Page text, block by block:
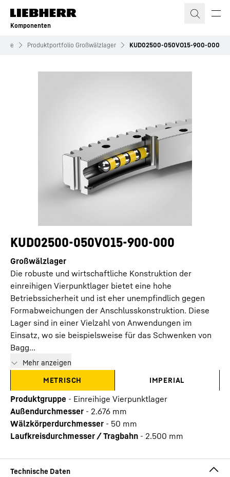
Zum Inhalt springen
Komponenten
Produktportfolio Großwälzlager KUD02500-050VO15-900-000
KUD02500-050VO15-900-000
Großwälzlager
Die robuste und wirtschaftliche Konstruktion der
einreihigen Vierpunktlager bietet eine hohe
Betriebssicherheit und ist eher unempfindlich gegen
Formabweichungen der Anschlusskonstruktion. Diese
Lager sind in einer Vielzahl von Anwendungen im
Einsatz, wo sie beispielsweise für das Schwenken von
Bagg...
Mehr anzeigen
METRISCH
IMPERIAL
Produktgruppe - Einreihige Vierpunktlager
Außendurchmesser - 2.676 mm
Wälzkörperdurchmesser - 50 mm
Laufkreisdurchmesser / Tragbahn - 2.500 mm